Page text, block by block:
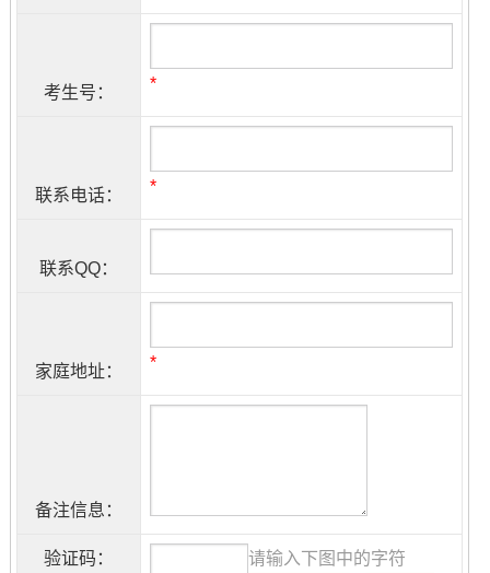
考生号： *
联系电话： *
联系QQ：
家庭地址： *
备注信息：
验证码： 请输入下图中的字符